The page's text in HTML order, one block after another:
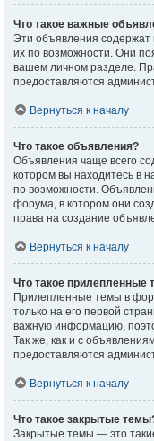
Что такое важные
Эти объявления
их по возможности. Они
вашем личном разделе.
предоставляются
Вернуться к началу
Что такое объявления?
Объявления чаще всего
котором вы находитесь в
по возможности.
форума, в котором они
права на создание
Вернуться к началу
Что такое прилепленные
Прилепленные темы в
только на его первой
важную информацию,
Так же, как и с
предоставляются
Вернуться к началу
Что такое закрытые
Закрытые темы — это